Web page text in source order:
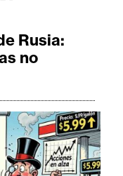
Rusia:
no